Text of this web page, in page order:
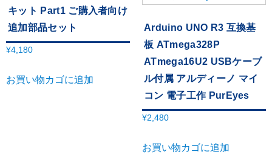
キット Part1 ご購入者向け
追加部品セット
¥4,180
お買い物カゴに追加
Arduino UNO R3 互換基
板 ATmega328P
ATmega16U2 USBケーブ
ル付属 アルディーノ マイ
コン 電子工作 PurEyes
¥2,480
お買い物カゴに追加